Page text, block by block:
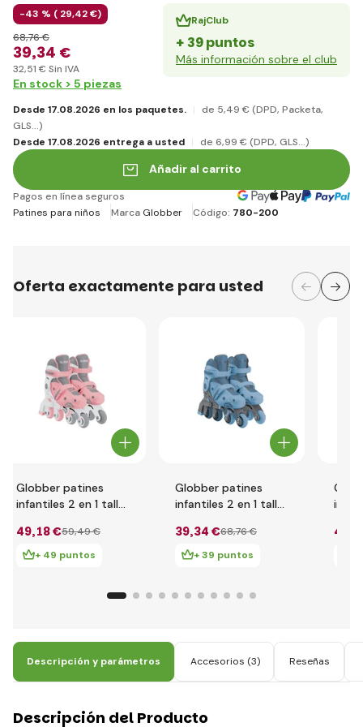
-43 % ( 29,42 €)
39,34 €
68,76 €
32,51 € Sin IVA
RajClub
+ 39 puntos
Más información sobre el club
En stock > 5 piezas
Desde 17.08.2026 en los paquetes. de 5,49 € (DPD, Packeta,
GLS...)
Desde 17.08.2026 entrega a usted
de 6,99 € (DPD, GLS...)
Añadir al carrito
Pagos en línea seguros
Patines para niños
Marca Globber Código: 780-200
Oferta exactamente para usted
Globber patines
infantiles 2 en 1 talla
White
49,18 €59,49 €
+ 49 puntos
Globber patines
infantiles 2 en 1 talla
Ash Blue
39,34 €68,76 €
+ 39 puntos
49
Descripción y parámetros Accesorios (3) Reseñas
Descripción del Producto